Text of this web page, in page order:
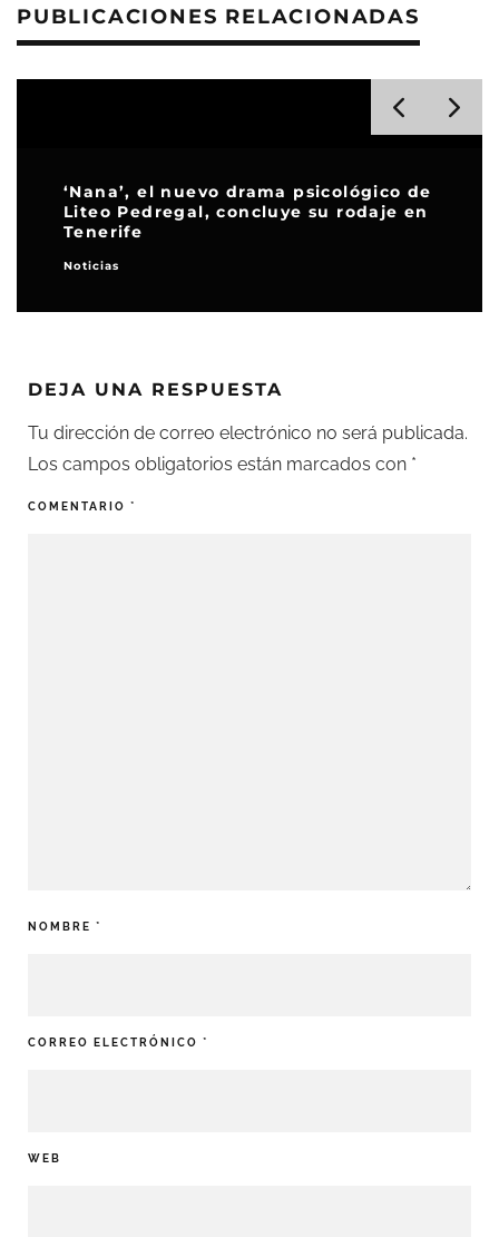
PUBLICACIONES RELACIONADAS
‘Nana’, el nuevo drama psicológico de
Liteo Pedregal, concluye su rodaje en
Tenerife
Noticias
DEJA UNA RESPUESTA
Tu dirección de correo electrónico no será publicada.
Los campos obligatorios están marcados con *
COMENTARIO *
NOMBRE *
CORREO ELECTRÓNICO *
WEB